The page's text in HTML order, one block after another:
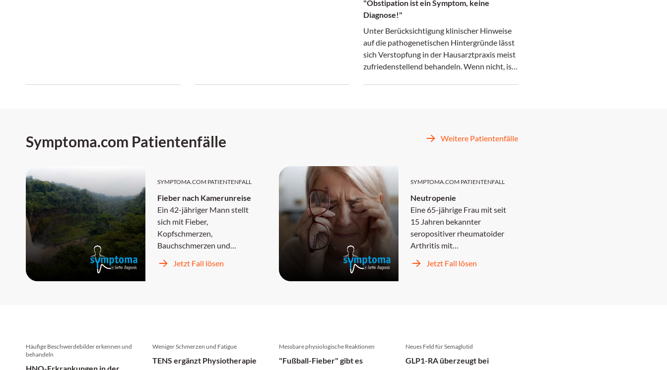
"Obstipation ist ein Symptom, keine
Diagnose!"
Unter Berücksichtigung klinischer Hinweise
auf die pathogenetischen Hintergründe lässt
sich Verstopfung in der Hausarztpraxis meist
zufriedenstellend behandeln. Wenn nicht, ist
Symptoma.com Patientenfälle Weitere Patientenfälle
SYMPTOMA.COM PATIENTENFALL
Fieber nach Kamerunreise
Ein 42-jähriger Mann stellt
sich mit Fieber,
Kopfschmerzen,
Bauchschmerzen und
Erbrechen in der
Notaufnahme vor. Er wird
zurück.
Jetzt Fall lösen
SYMPTOMA.COM PATIENTENFALL
Neutropenie
Eine 65-jährige Frau mit seit
15 Jahren bekannter
seropositiver rheumatoider
Arthritis mit
extraartikulären
Manifestationen, darunter
Jetzt Fall lösen
Häufige Beschwerdebilder erkennen und
behandeln
Weniger Schmerzen und Fatigue
TENS ergänzt Physiotherapie
Messbare physiologische Reaktionen
"Fußball-Fieber" gibt es
Neues Feld für Semaglutid
GLP1-RA überzeugt bei